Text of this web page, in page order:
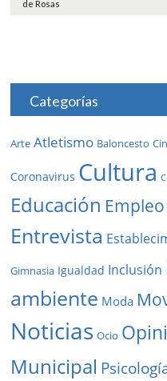
de Rosas
Categorías
Arte Atletismo Baloncesto
Coronavirus Cultura
Educación Empleo
Entrevista
Gimnasia Igualdad Inclusión
ambiente Moda
Noticias Ocio
Municipal